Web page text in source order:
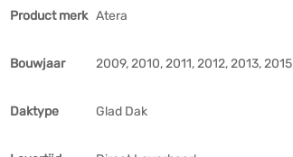
Product merk Atera
Bouwjaar 2009, 2010, 2011, 2012, 2013, 2015
Daktype Glad Dak